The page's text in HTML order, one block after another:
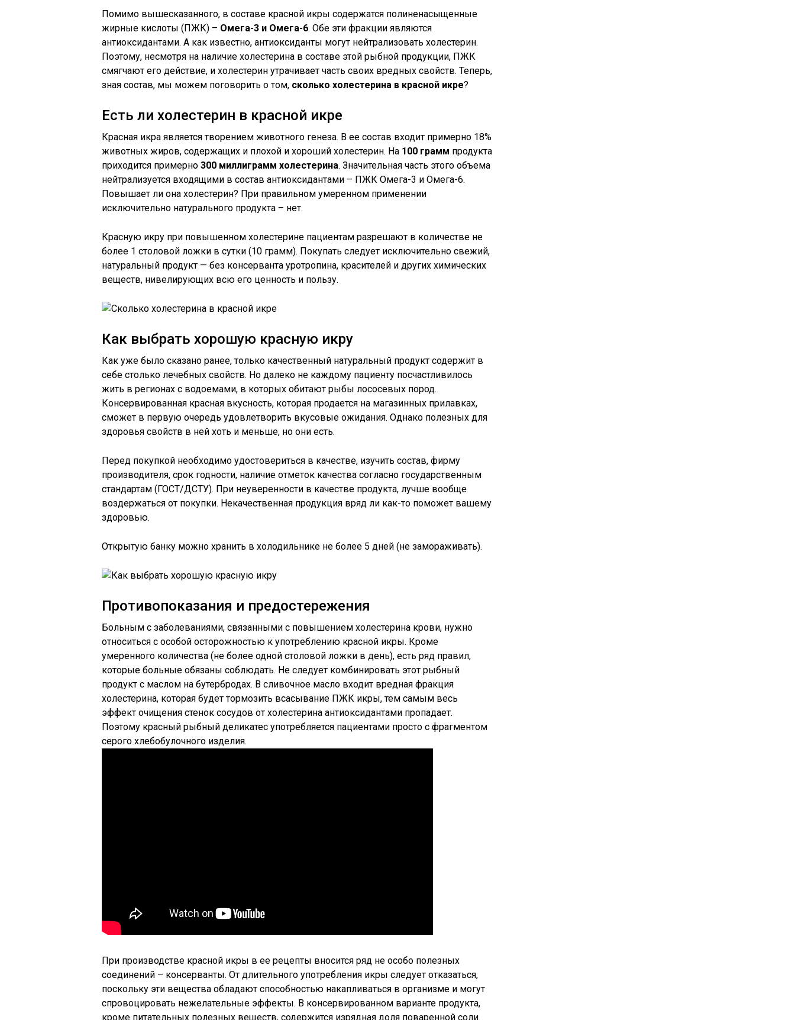
Помимо вышесказанного, в составе красной икры содержатся полиненасыщенные
жирные кислоты (ПЖК) – Омега-3 и Омега-6. Обе эти фракции являются
антиоксидантами. А как известно, антиоксиданты могут нейтрализовать холестерин.
Поэтому, несмотря на наличие холестерина в составе этой рыбной продукции, ПЖК
смягчают его действие, и холестерин утрачивает часть своих вредных свойств. Теперь,
зная состав, мы можем поговорить о том, сколько холестерина в красной икре?
Есть ли холестерин в красной икре
Красная икра является творением животного генеза. В ее состав входит примерно 18%
животных жиров, содержащих и плохой и хороший холестерин. На 100 грамм продукта
приходится примерно 300 миллиграмм холестерина. Значительная часть этого объема
нейтрализуется входящими в состав антиоксидантами – ПЖК Омега-3 и Омега-6.
Повышает ли она холестерин? При правильном умеренном применении
исключительно натурального продукта – нет.
Красную икру при повышенном холестерине пациентам разрешают в количестве не
более 1 столовой ложки в сутки (10 грамм). Покупать следует исключительно свежий,
натуральный продукт — без консерванта уротропина, красителей и других химических
веществ, нивелирующих всю его ценность и пользу.
Как выбрать хорошую красную икру
Как уже было сказано ранее, только качественный натуральный продукт содержит в
себе столько лечебных свойств. Но далеко не каждому пациенту посчастливилось
жить в регионах с водоемами, в которых обитают рыбы лососевых пород.
Консервированная красная вкусность, которая продается на магазинных прилавках,
сможет в первую очередь удовлетворить вкусовые ожидания. Однако полезных для
здоровья свойств в ней хоть и меньше, но они есть.
Перед покупкой необходимо удостовериться в качестве, изучить состав, фирму
производителя, срок годности, наличие отметок качества согласно государственным
стандартам (ГОСТ/ДСТУ). При неуверенности в качестве продукта, лучше вообще
воздержаться от покупки. Некачественная продукция вряд ли как-то поможет вашему
здоровью.
Открытую банку можно хранить в холодильнике не более 5 дней (не замораживать).
Противопоказания и предостережения
Больным с заболеваниями, связанными с повышением холестерина крови, нужно
относиться с особой осторожностью к употреблению красной икры. Кроме
умеренного количества (не более одной столовой ложки в день), есть ряд правил,
которые больные обязаны соблюдать. Не следует комбинировать этот рыбный
продукт с маслом на бутербродах. В сливочное масло входит вредная фракция
холестерина, которая будет тормозить всасывание ПЖК икры, тем самым весь
эффект очищения стенок сосудов от холестерина антиоксидантами пропадает.
Поэтому красный рыбный деликатес употребляется пациентами просто с фрагментом
серого хлебобулочного изделия.
При производстве красной икры в ее рецепты вносится ряд не особо полезных
соединений – консерванты. От длительного употребления икры следует отказаться,
поскольку эти вещества обладают способностью накапливаться в организме и могут
спровоцировать нежелательные эффекты. В консервированном варианте продукта,
кроме питательных полезных веществ, содержится изрядная доля поваренной соли.